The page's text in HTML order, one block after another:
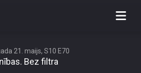
izrāda savu spilgto
21. maijs, S10 E70
Bez filtra